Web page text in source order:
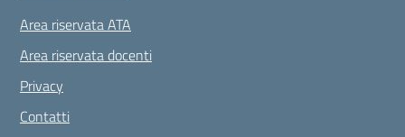
Area riservata ATA
Area riservata docenti
Privacy
Contatti